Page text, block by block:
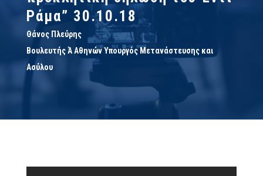
Ράμα” 30.10.18
Θάνος Πλεύρης
Βουλευτής Ά Αθηνών Υπουργός Μετανάστευσης και
Ασύλου